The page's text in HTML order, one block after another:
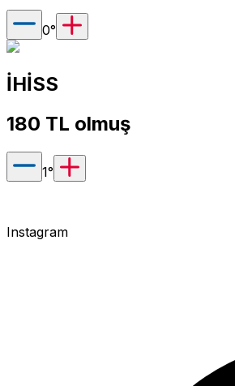
0°
İHİSS
180 TL olmuş
1°
Instagram